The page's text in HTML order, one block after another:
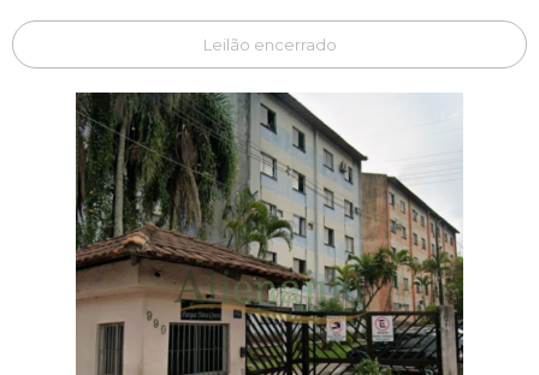
Leilão encerrado